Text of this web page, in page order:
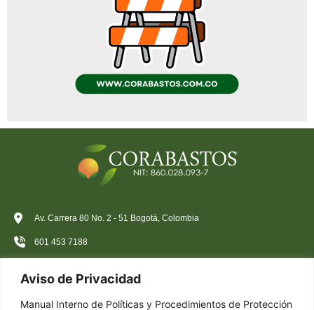
Aviso de Privacidad
Manual Interno de Políticas y Procedimientos de Protección
Av. Carrera 80 No. 2 - 51 Bogotá, Colombia
601 453 7188